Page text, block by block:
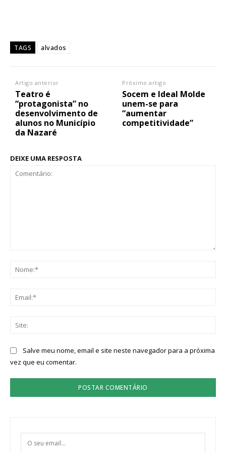
TAGS alvados
Artigo anterior
Teatro é
“protagonista” no
desenvolvimento de
alunos no Município
da Nazaré
Próximo artigo
Socem e Ideal Molde
unem-se para
“aumentar
competitividade”
DEIXE UMA RESPOSTA
Salve meu nome, email e site neste navegador para a próxima
vez que eu comentar.